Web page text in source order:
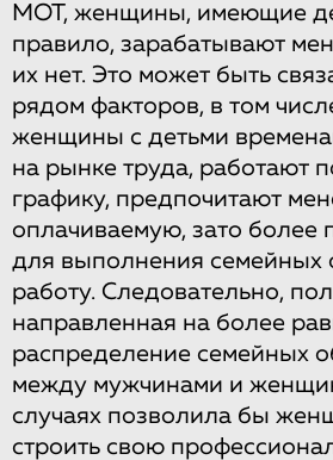
МОТ, женщины, имеющие
правило, зарабатывают
их нет. Это может быть
рядом факторов, в том
женщины с детьми
на рынке труда, работают
графику, предпочитают
оплачиваемую, зато
для выполнения семейных
работу. Следовательно,
направленная на более
распределение семейных
между мужчинами и
случаях позволила бы
строить свою